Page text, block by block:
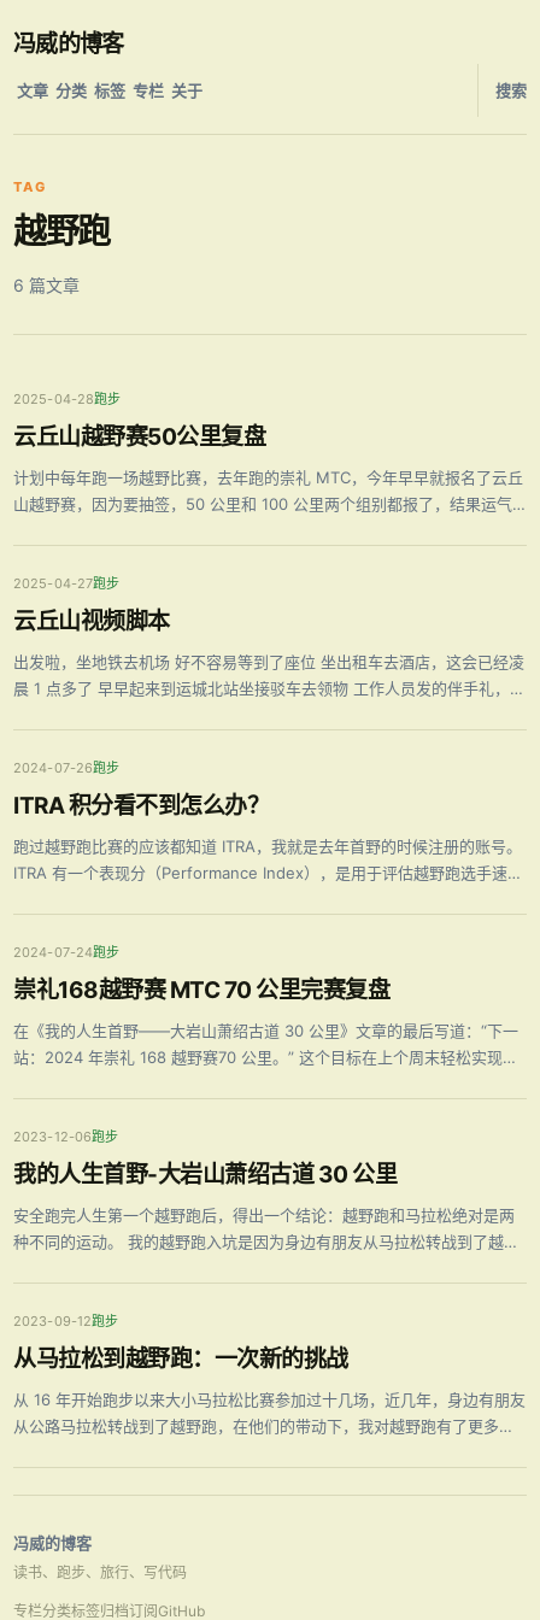
冯威的博客
文章 分类 标签 专栏 关于 搜索
TAG
越野跑
6 篇文章
2025-04-28跑步
云丘山越野赛50公里复盘
计划中每年跑一场越野比赛，去年跑的崇礼 MTC，今年早早就报名了云丘
山越野赛，因为要抽签，50 公里和 100 公里两个组别都报了，结果运气
2025-04-27跑步
云丘山视频脚本
出发啦，坐地铁去机场 好不容易等到了座位 坐出租车去酒店，这会已经凌
晨 1 点多了 早早起来到运城北站坐接驳车去领物 工作人员发的伴手礼，全
2024-07-26跑步
ITRA 积分看不到怎么办？
跑过越野跑比赛的应该都知道 ITRA，我就是去年首野的时候注册的账号。
ITRA 有一个表现分（Performance Index），是用于评估越野跑选手速度
2024-07-24跑步
崇礼168越野赛 MTC 70 公里完赛复盘
在《我的人生首野——大岩山萧绍古道 30 公里》文章的最后写道：“下一
站：2024 年崇礼 168 越野赛70 公里。” 这个目标在上个周末轻松实现
2023-12-06跑步
我的人生首野-大岩山萧绍古道 30 公里
安全跑完人生第一个越野跑后，得出一个结论：越野跑和马拉松绝对是两
种不同的运动。 我的越野跑入坑是因为身边有朋友从马拉松转战到了越野
的挑战》中 …
2023-09-12跑步
从马拉松到越野跑：一次新的挑战
从 16 年开始跑步以来大小马拉松比赛参加过十几场，近几年，身边有朋友
从公路马拉松转战到了越野跑，在他们的带动下，我对越野跑有了更多的
冯威的博客
读书、跑步、旅行、写代码
专栏分类标签归档订阅GitHub